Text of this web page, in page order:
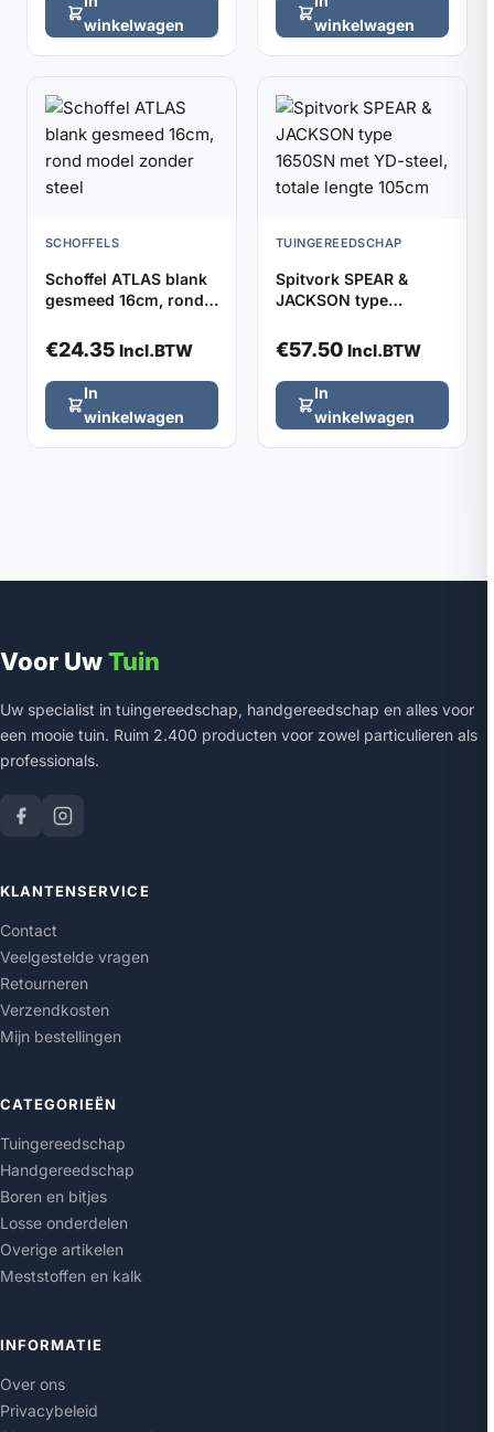
winkelwagen
winkelwagen
SCHOFFELS
Schoffel ATLAS blank
gesmeed 16cm, rond
€24.35 Incl.BTW
In
winkelwagen
TUINGEREEDSCHAP
Spitvork SPEAR &
JACKSON type
totale lengte 105cm
€57.50 Incl.BTW
In
winkelwagen
Voor UwTuin
Uw specialist in tuingereedschap, handgereedschap en alles voor
een mooie tuin. Ruim 2.400 producten voor zowel particulieren als
professionals.
KLANTENSERVICE
Contact
Veelgestelde vragen
Retourneren
Verzendkosten
Mijn bestellingen
CATEGORIEËN
Tuingereedschap
Handgereedschap
Boren en bitjes
Losse onderdelen
Overige artikelen
Meststoffen en kalk
INFORMATIE
Over ons
Privacybeleid